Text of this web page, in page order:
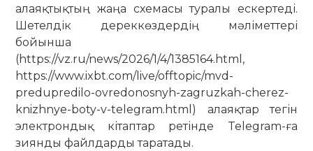
алаяқтықтың жаңа схемасы туралы ескертеді.
Шетелдік дереккөздердің мәліметтері
бойынша
(https://vz.ru/news/2026/1/4/1385164.html,
https://www.ixbt.com/live/offtopic/mvd-
predupredilo-ovredonosnyh-zagruzkah-cherez-
knizhnye-boty-v-telegram.html) алаяқтар тегін
электрондық кітаптар ретінде Telegram-ға
зиянды файлдарды таратады.